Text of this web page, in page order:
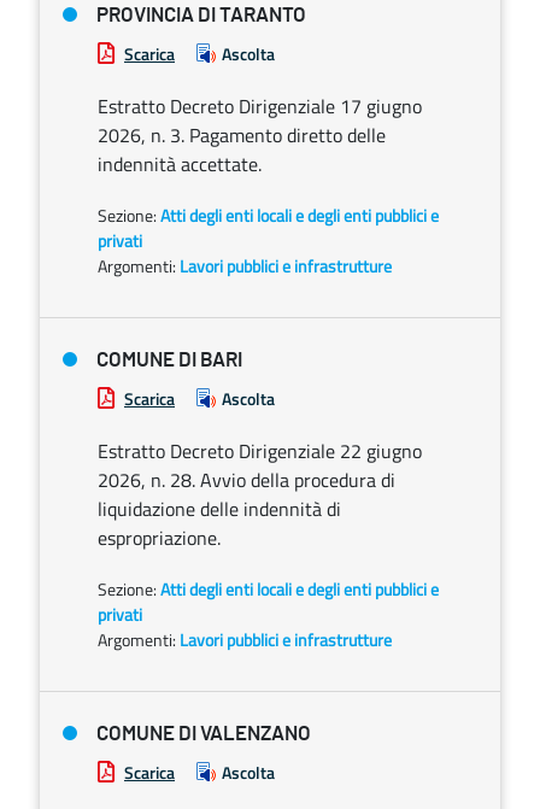
PROVINCIA DI TARANTO
Scarica Ascolta
Estratto Decreto Dirigenziale 17 giugno
2026, n. 3. Pagamento diretto delle
indennità accettate.
Sezione:Atti degli enti locali e degli enti pubblici e
privati
Argomenti: Lavori pubblici e infrastrutture
COMUNE DI BARI
Scarica Ascolta
Estratto Decreto Dirigenziale 22 giugno
2026, n. 28. Avvio della procedura di
liquidazione delle indennità di
espropriazione.
Sezione:Atti degli enti locali e degli enti pubblici e
privati
Argomenti: Lavori pubblici e infrastrutture
COMUNE DI VALENZANO
Scarica Ascolta